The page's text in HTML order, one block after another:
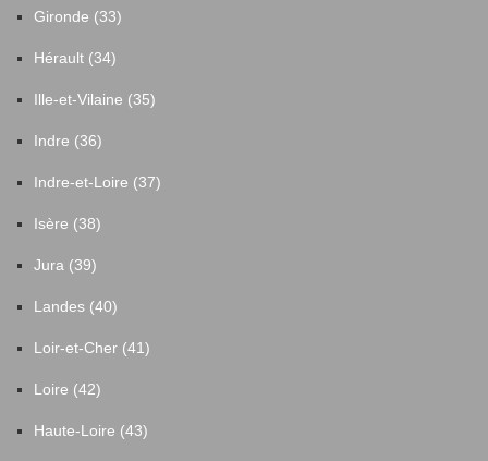
Gironde (33)
Hérault (34)
Ille-et-Vilaine (35)
Indre (36)
Indre-et-Loire (37)
Isère (38)
Jura (39)
Landes (40)
Loir-et-Cher (41)
Loire (42)
Haute-Loire (43)